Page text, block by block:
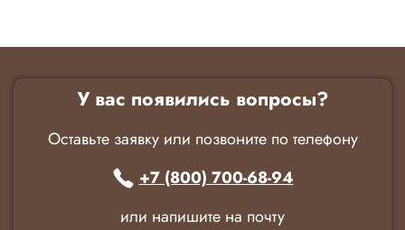
У вас появились вопросы?
Оставьте заявку или позвоните по телефону
+7 (800) 700-68-94
или напишите на почту